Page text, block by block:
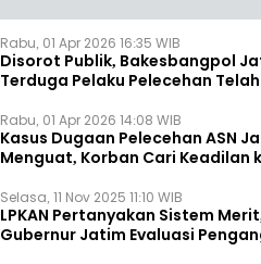
Rabu, 01 Apr 2026 16:35 WIB
Disorot Publik, Bakesbangpol
Terduga Pelaku Pelecehan
Rabu, 01 Apr 2026 14:08 WIB
Kasus Dugaan Pelecehan ASN
Menguat, Korban Cari Keadilan
Selasa, 11 Nov 2025 11:10 WIB
LPKAN Pertanyakan Sistem
Gubernur Jatim Evaluasi